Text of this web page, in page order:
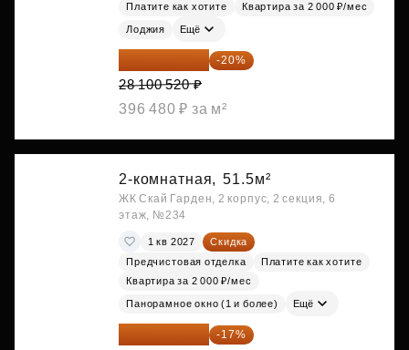
Платите как хотите
Квартира за 2 000 ₽/мес
Лоджия Ещё
22 480 416 ₽ -20%
28 100 520 ₽
396 480 ₽ за м²
2-комнатная, 51.5м²
ЖК Скай Гарден, 2 корпус, 2 секция, 6
этаж, №234
1 кв 2027
Скидка
Предчистовая отделка
Платите как хотите
Квартира за 2 000 ₽/мес
Панорамное окно (1 и более) Ещё
22 483 870 ₽ -17%